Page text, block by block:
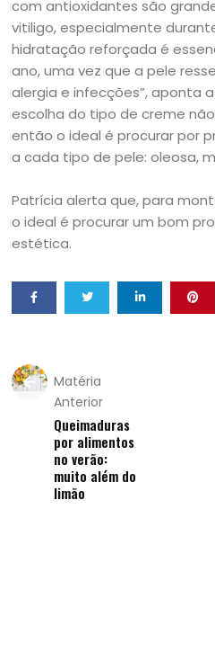
com antioxidantes são
vitiligo, especialmente
hidratação reforçada é
ano, uma vez que a pele
alergia e infecções”, aponta
escolha do tipo de creme
então o ideal é procurar por
a cada tipo de pele: oleosa,
Patrícia alerta que, para
o ideal é procurar um bom
estética.
Matéria
Anterior
Queimaduras
por alimentos
no verão:
muito além do
limão